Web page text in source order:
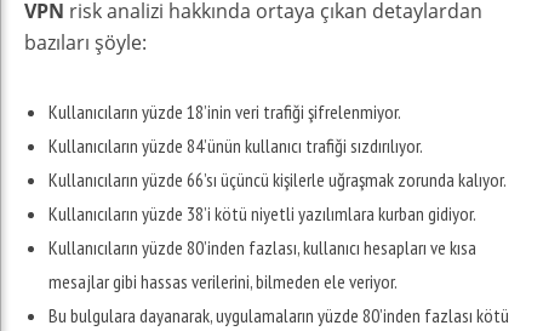
VPN risk analizi hakkında ortaya çıkan detaylardan
bazıları şöyle:
Kullanıcıların yüzde 18’inin veri trafiği şifrelenmiyor.
Kullanıcıların yüzde 84’ünün kullanıcı trafiği sızdırılıyor.
Kullanıcıların yüzde 66’sı üçüncü kişilerle uğraşmak zorunda kalıyor.
Kullanıcıların yüzde 38’i kötü niyetli yazılımlara kurban gidiyor.
Kullanıcıların yüzde 80’inden fazlası, kullanıcı hesapları ve kısa
mesajlar gibi hassas verilerini, bilmeden ele veriyor.
Bu bulgulara dayanarak, uygulamaların yüzde 80’inden fazlası kötü